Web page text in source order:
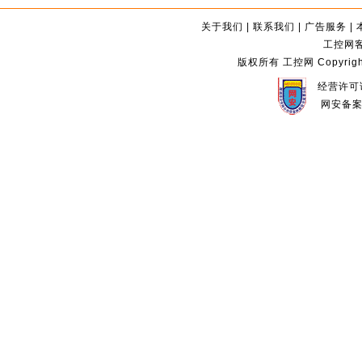
关于我们 |联系我们 | 广告服务 |
工控网
版权所有 工控网
经营许
网安备